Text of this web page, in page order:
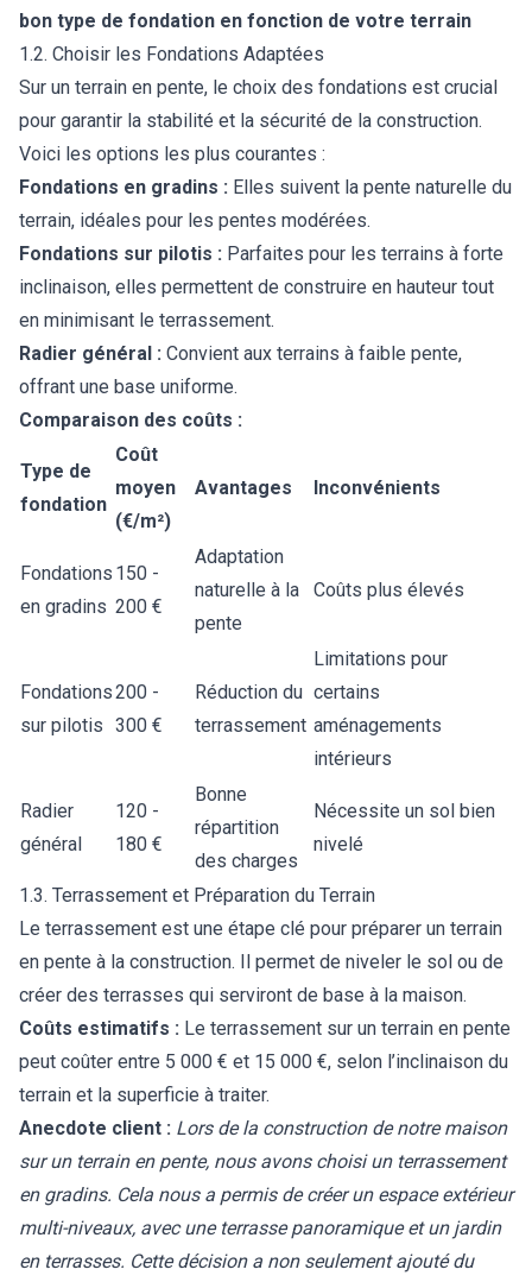
bon type de fondation en fonction de votre terrain
1.2. Choisir les Fondations Adaptées
Sur un terrain en pente, le choix des fondations est crucial
pour garantir la stabilité et la sécurité de la construction.
Voici les options les plus courantes :
Fondations en gradins : Elles suivent la pente naturelle du
terrain, idéales pour les pentes modérées.
Fondations sur pilotis : Parfaites pour les terrains à forte
inclinaison, elles permettent de construire en hauteur tout
en minimisant le terrassement.
Radier général : Convient aux terrains à faible pente,
offrant une base uniforme.
Comparaison des coûts :
Type de
fondation
Coût
moyen
(€/m²)
Avantages Inconvénients
Fondations
en gradins
150 -
200 €
Adaptation
naturelle à la
pente
Coûts plus élevés
Fondations
sur pilotis
200 -
300 €
Réduction du
terrassement
Limitations pour
certains
aménagements
intérieurs
Radier
général
120 -
180 €
Bonne
répartition
des charges
Nécessite un sol bien
nivelé
1.3. Terrassement et Préparation du Terrain
Le terrassement est une étape clé pour préparer un terrain
en pente à la construction. Il permet de niveler le sol ou de
créer des terrasses qui serviront de base à la maison.
Coûts estimatifs : Le terrassement sur un terrain en pente
peut coûter entre 5 000 € et 15 000 €, selon l’inclinaison du
terrain et la superficie à traiter.
Anecdote client : Lors de la construction de notre maison
sur un terrain en pente, nous avons choisi un terrassement
en gradins. Cela nous a permis de créer un espace extérieur
multi-niveaux, avec une terrasse panoramique et un jardin
en terrasses. Cette décision a non seulement ajouté du